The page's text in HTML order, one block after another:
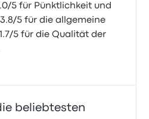
5 für Pünktlichkeit und
5 für die allgemeine
5 für die Qualität der
beliebtesten